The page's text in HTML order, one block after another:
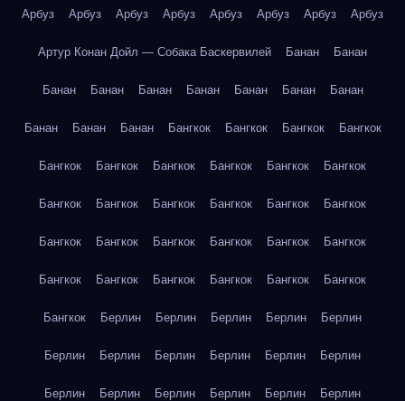
Арбуз Арбуз Арбуз Арбуз Арбуз Арбуз Арбуз Арбуз
Артур Конан Дойл — Собака Баскервилей Банан Банан
Банан Банан Банан Банан Банан Банан Банан
Банан Банан Банан Бангкок Бангкок Бангкок Бангкок
Бангкок Бангкок Бангкок Бангкок Бангкок Бангкок
Бангкок Бангкок Бангкок Бангкок Бангкок Бангкок
Бангкок Бангкок Бангкок Бангкок Бангкок Бангкок
Бангкок Бангкок Бангкок Бангкок Бангкок Бангкок
Бангкок Берлин Берлин Берлин Берлин Берлин
Берлин Берлин Берлин Берлин Берлин Берлин
Берлин Берлин Берлин Берлин Берлин Берлин